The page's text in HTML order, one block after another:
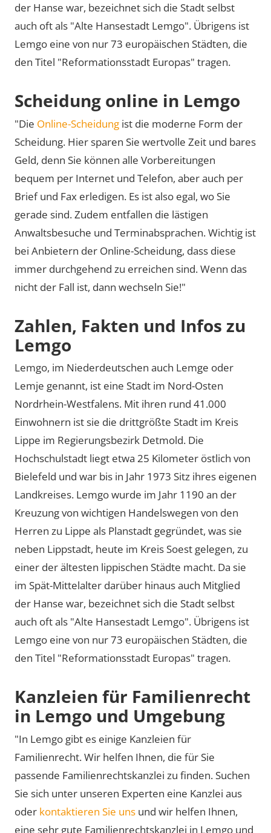
der Hanse war, bezeichnet sich die Stadt selbst
auch oft als Alte Hansestadt Lemgo . Übrigens ist
Lemgo eine von nur 73 europäischen Städten, die
den Titel Reformationsstadt Europas tragen.
Scheidung online in Lemgo
"Die Online-Scheidung ist die moderne Form der
Scheidung. Hier sparen Sie wertvolle Zeit und bares
Geld, denn Sie können alle Vorbereitungen
bequem per Internet und Telefon, aber auch per
Brief und Fax erledigen. Es ist also egal, wo Sie
gerade sind. Zudem entfallen die lästigen
Anwaltsbesuche und Terminabsprachen. Wichtig ist
bei Anbietern der Online-Scheidung, dass diese
immer durchgehend zu erreichen sind. Wenn das
nicht der Fall ist, dann wechseln Sie!"
Zahlen, Fakten und Infos zu
Lemgo
Lemgo, im Niederdeutschen auch Lemge oder
Lemje genannt, ist eine Stadt im Nord-Osten
Nordrhein-Westfalens. Mit ihren rund 41.000
Einwohnern ist sie die drittgrößte Stadt im Kreis
Lippe im Regierungsbezirk Detmold. Die
Hochschulstadt liegt etwa 25 Kilometer östlich von
Bielefeld und war bis in Jahr 1973 Sitz ihres eigenen
Landkreises. Lemgo wurde im Jahr 1190 an der
Kreuzung von wichtigen Handelswegen von den
Herren zu Lippe als Planstadt gegründet, was sie
neben Lippstadt, heute im Kreis Soest gelegen, zu
einer der ältesten lippischen Städte macht. Da sie
im Spät-Mittelalter darüber hinaus auch Mitglied
der Hanse war, bezeichnet sich die Stadt selbst
auch oft als Alte Hansestadt Lemgo . Übrigens ist
Lemgo eine von nur 73 europäischen Städten, die
den Titel Reformationsstadt Europas tragen.
Kanzleien für Familienrecht
in Lemgo und Umgebung
"In Lemgo gibt es einige Kanzleien für
Familienrecht. Wir helfen Ihnen, die für Sie
passende Familienrechtskanzlei zu finden. Suchen
Sie sich unter unseren Experten eine Kanzlei aus
oder kontaktieren Sie uns und wir helfen Ihnen,
eine sehr gute Familienrechtskanzlei in Lemgo und